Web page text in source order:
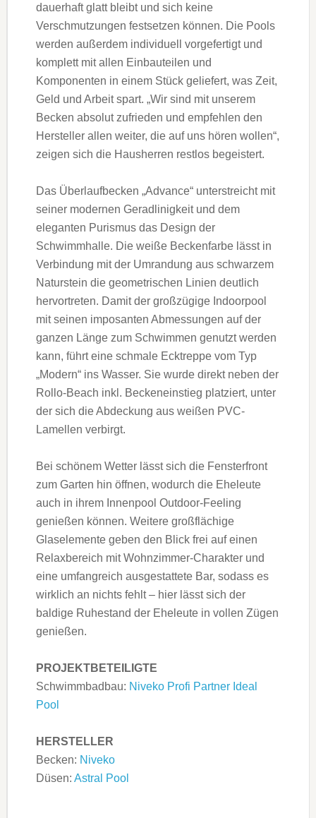
dauerhaft glatt bleibt und sich keine
Verschmutzungen festsetzen können. Die Pools
werden außerdem individuell vorgefertigt und
komplett mit allen Einbauteilen und
Komponenten in einem Stück geliefert, was Zeit,
Geld und Arbeit spart. „Wir sind mit unserem
Becken absolut zufrieden und empfehlen den
Hersteller allen weiter, die auf uns hören wollen“,
zeigen sich die Hausherren restlos begeistert.
Das Überlaufbecken „Advance“ unterstreicht mit
seiner modernen Geradlinigkeit und dem
eleganten Purismus das Design der
Schwimmhalle. Die weiße Beckenfarbe lässt in
Verbindung mit der Umrandung aus schwarzem
Naturstein die geometrischen Linien deutlich
hervortreten. Damit der großzügige Indoorpool
mit seinen imposanten Abmessungen auf der
ganzen Länge zum Schwimmen genutzt werden
kann, führt eine schmale Ecktreppe vom Typ
„Modern“ ins Wasser. Sie wurde direkt neben der
Rollo-Beach inkl. Beckeneinstieg platziert, unter
der sich die Abdeckung aus weißen PVC-
Lamellen verbirgt.
Bei schönem Wetter lässt sich die Fensterfront
zum Garten hin öffnen, wodurch die Eheleute
auch in ihrem Innenpool Outdoor-Feeling
genießen können. Weitere großflächige
Glaselemente geben den Blick frei auf einen
Relaxbereich mit Wohnzimmer-Charakter und
eine umfangreich ausgestattete Bar, sodass es
wirklich an nichts fehlt – hier lässt sich der
baldige Ruhestand der Eheleute in vollen Zügen
genießen.
PROJEKTBETEILIGTE
Schwimmbadbau: Niveko Profi Partner Ideal
Pool
HERSTELLER
Becken: Niveko
Düsen: Astral Pool